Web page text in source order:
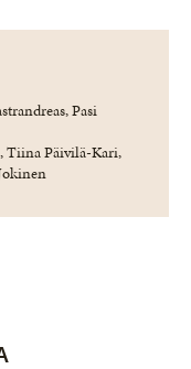
Pasi
Tiina Päivilä-Kari,